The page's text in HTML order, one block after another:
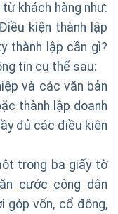
khách hàng như:
kiện thành lập
thành lập cần gì?
tin cụ thể sau:
và các văn bản
thành lập doanh
đủ các điều kiện
trong ba giấy tờ
cước công dân
góp vốn, cổ đông,